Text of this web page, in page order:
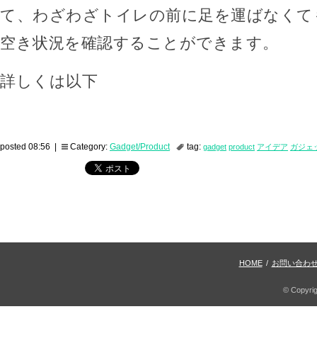
て、わざわざトイレの前に足を運ばなく
空き状況を確認することができます。
詳しくは以下
posted 08:56 | Category: Gadget/Product tag: gadget product アイデア ガジェ
HOME / お問い合わ
©